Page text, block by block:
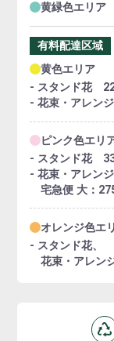
黄緑色エリア
有料配達区域
黄色エリア
- スタンド花
- 花束・アレン
ピンク色エリ
- スタンド花
- 花束・アレン
宅急便 大：
オレンジ色エ
- スタンド花、
花束・アレン